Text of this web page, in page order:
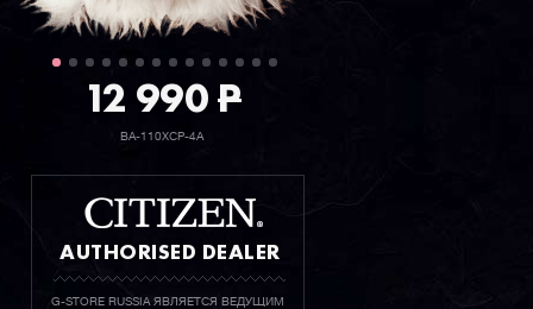
12 990P
BA-110XCP-4A
AUTHORISED DEALER
G-STORE RUSSIA ЯВЛЯЕТСЯ ВЕДУЩИМ